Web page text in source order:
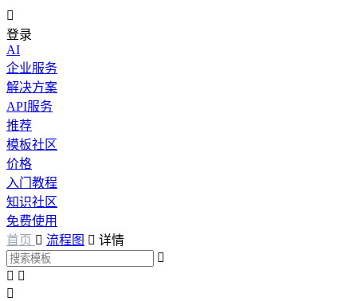

登录
AI
企业服务
解决方案
API服务
推荐
模板社区
价格
入门教程
知识社区
免费使用
首页  流程图  详情

 
